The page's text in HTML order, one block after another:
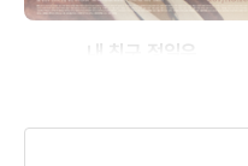
내 친구 정일우